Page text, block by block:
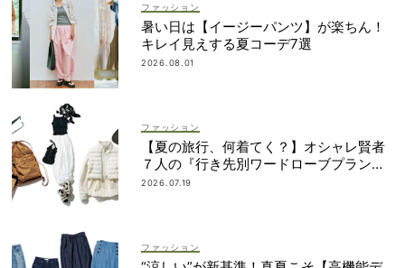
ファッション
暑い日は【イージーパンツ】が楽ちん！
キレイ見えする夏コーデ7選
2026.08.01
ファッション
【夏の旅行、何着てく？】オシャレ賢者
７人の『行き先別ワードローブプラン』
大公開！
2026.07.19
ファッション